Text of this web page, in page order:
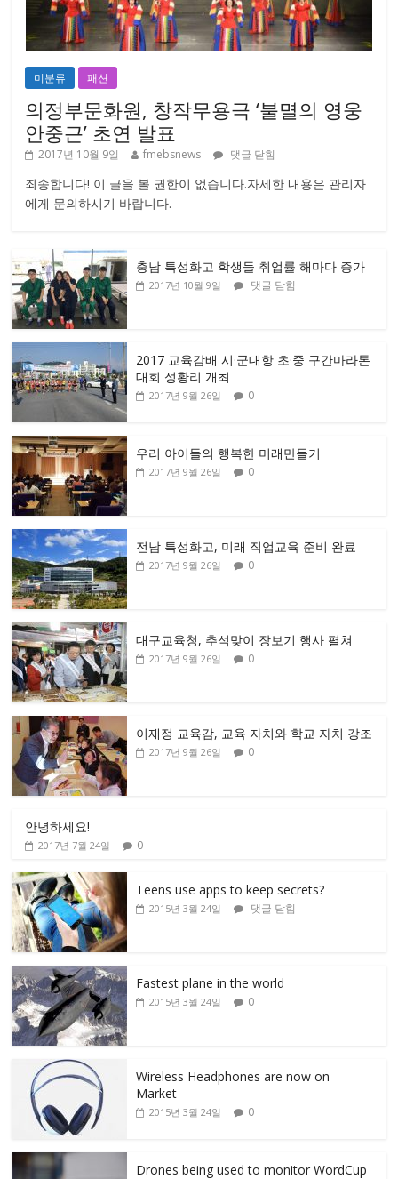
미분류 패션
의정부문화원, 창작무용극 ‘불멸의 영웅
안중근’ 초연 발표
2017년 10월 9일 fmebsnews 댓글 닫힘
죄송합니다! 이 글을 볼 권한이 없습니다.자세한 내용은 관리자
에게 문의하시기 바랍니다.
충남 특성화고 학생들 취업률 해마다 증가
2017년 10월 9일 댓글 닫힘
2017 교육감배 시·군대항 초·중 구간마라톤
대회 성황리 개최
2017년 9월 26일 0
우리 아이들의 행복한 미래만들기
2017년 9월 26일 0
전남 특성화고, 미래 직업교육 준비 완료
2017년 9월 26일 0
대구교육청, 추석맞이 장보기 행사 펼쳐
2017년 9월 26일 0
이재정 교육감, 교육 자치와 학교 자치 강조
2017년 9월 26일 0
안녕하세요!
2017년 7월 24일 0
Teens use apps to keep secrets?
2015년 3월 24일 댓글 닫힘
Fastest plane in the world
2015년 3월 24일 0
Wireless Headphones are now on
Market
2015년 3월 24일 0
Drones being used to monitor WordCup